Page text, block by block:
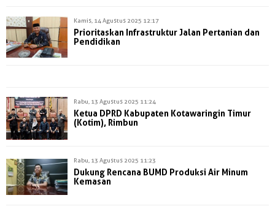
Kamis, 14 Agustus 2025 12:17
Prioritaskan Infrastruktur Jalan Pertanian dan
Pendidikan
Rabu, 13 Agustus 2025 11:24
Ketua DPRD Kabupaten Kotawaringin Timur
(Kotim), Rimbun
Rabu, 13 Agustus 2025 11:23
Dukung Rencana BUMD Produksi Air Minum
Kemasan